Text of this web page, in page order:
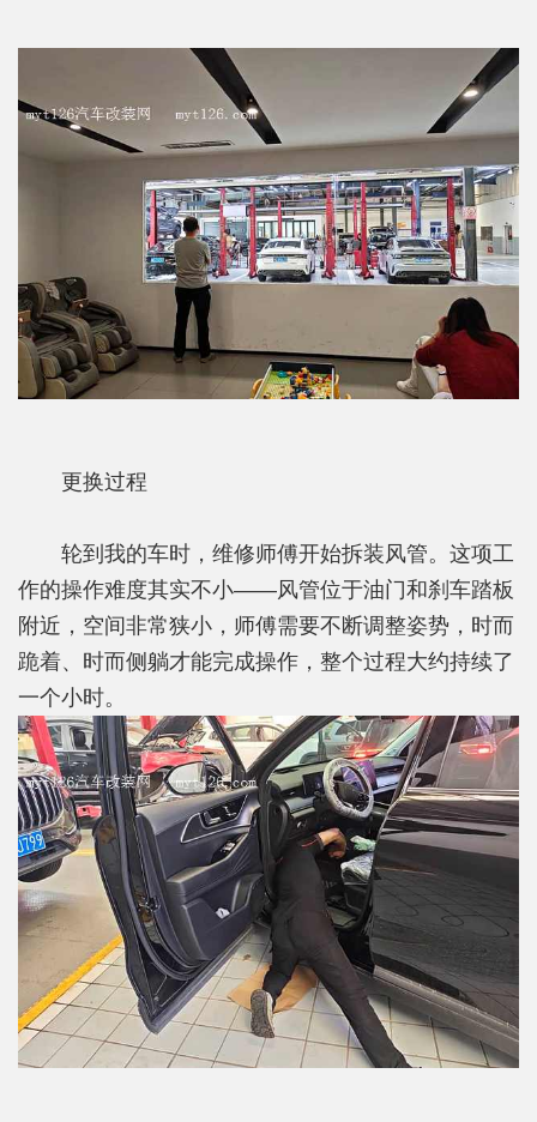
更换过程
轮到我的车时，维修师傅开始拆装风管。这项工
作的操作难度其实不小——风管位于油门和刹车踏板
附近，空间非常狭小，师傅需要不断调整姿势，时而
跪着、时而侧躺才能完成操作，整个过程大约持续了
一个小时。